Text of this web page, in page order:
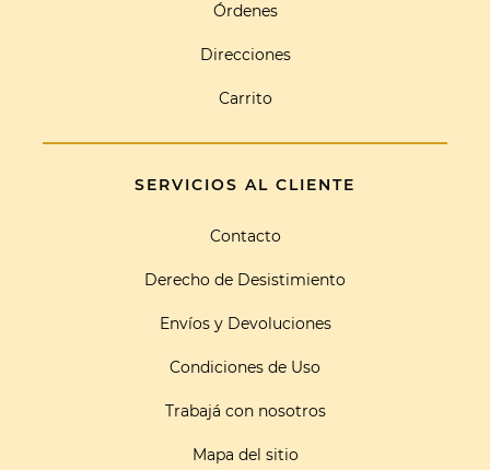
Órdenes
Direcciones
Carrito
SERVICIOS AL CLIENTE
Contacto
Derecho de Desistimiento
Envíos y Devoluciones
Condiciones de Uso
Trabajá con nosotros
Mapa del sitio